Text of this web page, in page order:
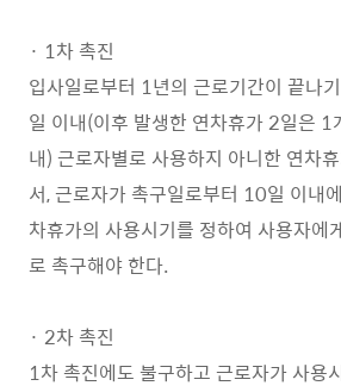
· 1차 촉진
입사일로부터 1년의 근로기간이 끝나
일 이내(이후 발생한 연차휴가 2일은 1
내) 근로자별로 사용하지 아니한 연차
서, 근로자가 촉구일로부터 10일 이내
차휴가의 사용시기를 정하여 사용자에
로 촉구해야 한다.
· 2차 촉진
1차 촉진에도 불구하고 근로자가 사용